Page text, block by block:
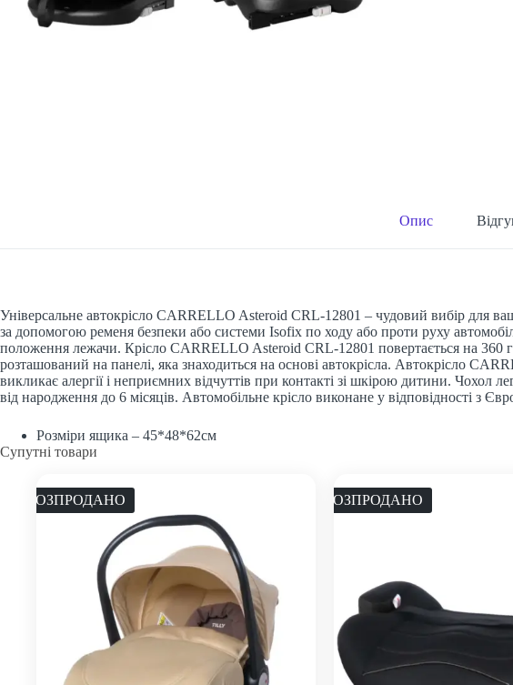
Опис
Універсальне автокрісло CARRELLO Asteroid CRL-12801 – чудовий вибір для
за допомогою ременя безпеки або системи Isofix по ходу або проти руху
положення лежачи. Крісло CARRELLO Asteroid CRL-12801 повертається на 360
розташований на панелі, яка знаходиться на основі автокрісла. Автокрісло
викликає алергії і неприємних відчуттів при контакті зі шкірою дитини. Чохол
від народження до 6 місяців. Автомобільне крісло виконане у відповідності
Розміри ящика – 45*48*62см
Супутні товари
РОЗПРОДАНО РОЗПРОДАНО